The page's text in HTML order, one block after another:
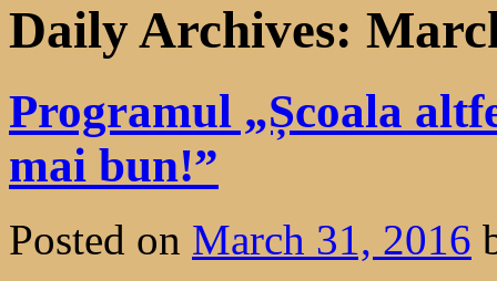
Daily Archives:
Programul „Școala
mai bun!”
Posted on March 31, 2016